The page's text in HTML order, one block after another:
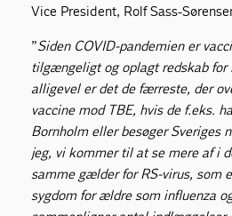
Vice President, Rolf Sass-
”Siden COVID-pandemien er
tilgængeligt og oplagt redskab for
alligevel er det de færreste, der
vaccine mod TBE, hvis de f.eks.
Bornholm eller besøger Sveriges
jeg, vi kommer til at se mere af i
samme gælder for RS-virus, som
sygdom for ældre som influenza